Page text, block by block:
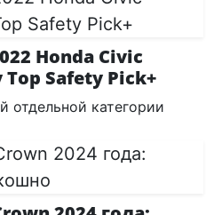
Honda Civic
Safety Pick+
отдельной категории